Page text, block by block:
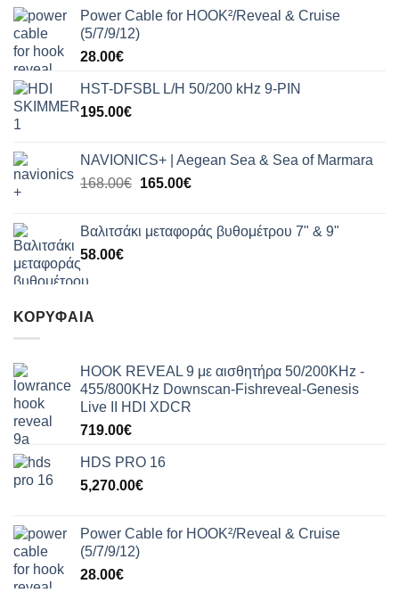
Power Cable for HOOK²/Reveal & Cruise
(5/7/9/12)
28.00€
HST-DFSBL L/H 50/200 kHz 9-PIN
195.00€
NAVIONICS+ | Aegean Sea & Sea of Marmara
168.00€ Original
168.00€.
165.00€Η
είναι:
Βαλιτσάκι μεταφοράς βυθομέτρου 7" & 9"
58.00€
ΚΟΡΥΦΑΊΑ
HOOK REVEAL 9 με αισθητήρα 50/200KHz -
455/800KHz Downscan-Fishreveal-Genesis
Live II HDI XDCR
719.00€
HDS PRO 16
5,270.00€
Power Cable for HOOK²/Reveal & Cruise
(5/7/9/12)
28.00€